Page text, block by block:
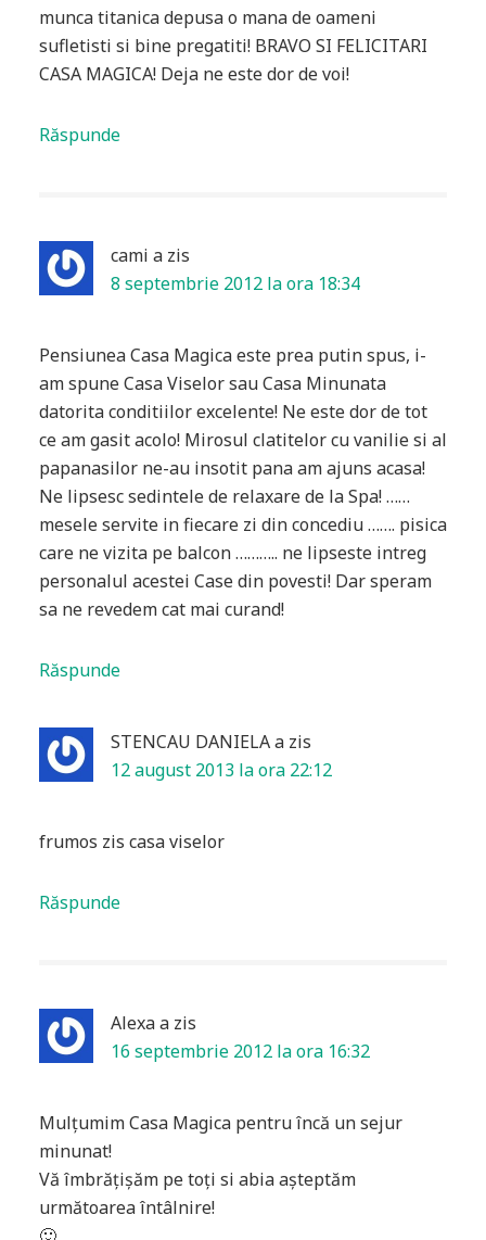
munca titanica depusa o mana de oameni
sufletisti si bine pregatiti! BRAVO SI FELICITARI
CASA MAGICA! Deja ne este dor de voi!
Răspunde
cami a zis
8 septembrie 2012 la ora 18:34
Pensiunea Casa Magica este prea putin spus, i-
am spune Casa Viselor sau Casa Minunata
datorita conditiilor excelente! Ne este dor de tot
ce am gasit acolo! Mirosul clatitelor cu vanilie si al
papanasilor ne-au insotit pana am ajuns acasa!
Ne lipsesc sedintele de relaxare de la Spa! ……
mesele servite in fiecare zi din concediu ……. pisica
care ne vizita pe balcon ……….. ne lipseste intreg
personalul acestei Case din povesti! Dar speram
sa ne revedem cat mai curand!
Răspunde
STENCAU DANIELAa zis
12 august 2013 la ora 22:12
frumos zis casa viselor
Răspunde
Alexaa zis
16 septembrie 2012 la ora 16:32
Mulţumim Casa Magica pentru încă un sejur
minunat!
Vă îmbrăţişăm pe toţi si abia aşteptăm
următoarea întâlnire!